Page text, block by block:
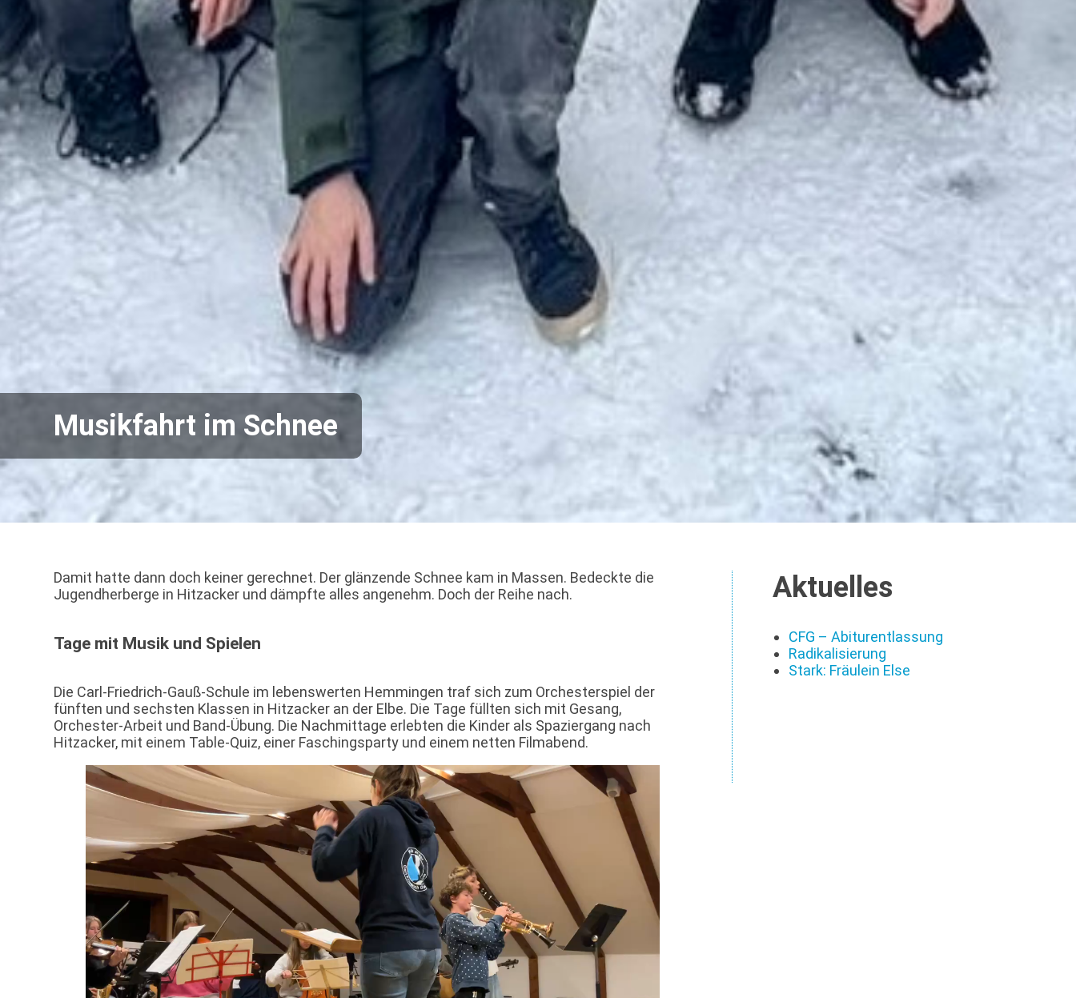
Musikfahrt im Schnee
Damit hatte dann doch keiner gerechnet. Der glänzende Schnee kam in Massen. Bedeckte die
Jugendherberge in Hitzacker und dämpfte alles angenehm. Doch der Reihe nach.
Tage mit Musik und Spielen
Die Carl-Friedrich-Gauß-Schule im lebenswerten Hemmingen traf sich zum Orchesterspiel der
fünften und sechsten Klassen in Hitzacker an der Elbe. Die Tage füllten sich mit Gesang,
Orchester-Arbeit und Band-Übung. Die Nachmittage erlebten die Kinder als Spaziergang nach
Hitzacker, mit einem Table-Quiz, einer Faschingsparty und einem netten Filmabend.
Aktuelles
CFG – Abiturentlassung
Radikalisierung
Stark: Fräulein Else